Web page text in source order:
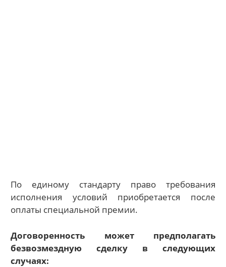
По единому стандарту право требования
исполнения условий приобретается после
оплаты специальной премии.
Договоренность может предполагать
безвозмездную сделку в следующих
случаях: